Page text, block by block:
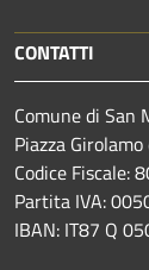
CONTATTI
Comune di San
Piazza
Codice Fiscale:
Partita IVA:
IBAN: IT87 Q